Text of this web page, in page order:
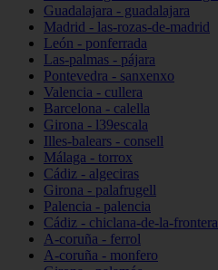
Guadalajara - guadalajara
Madrid - las-rozas-de-madrid
León - ponferrada
Las-palmas - pájara
Pontevedra - sanxenxo
Valencia - cullera
Barcelona - calella
Girona - l39escala
Illes-balears - consell
Málaga - torrox
Cádiz - algeciras
Girona - palafrugell
Palencia - palencia
Cádiz - chiclana-de-la-frontera
A-coruña - ferrol
A-coruña - monfero